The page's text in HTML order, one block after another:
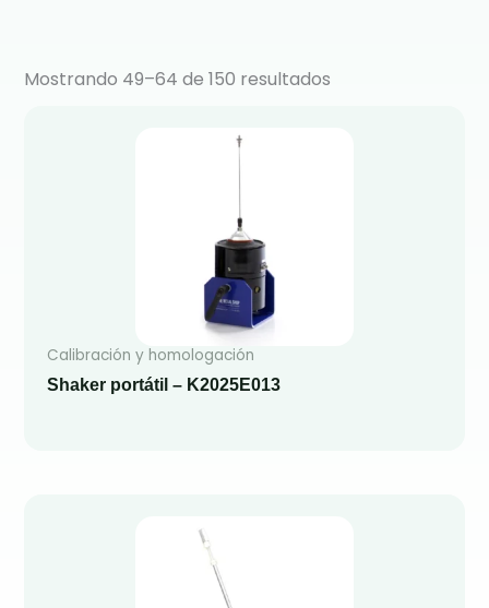
Mostrando 49–64 de 150 resultados
Calibración y homologación
Shaker portátil – K2025E013